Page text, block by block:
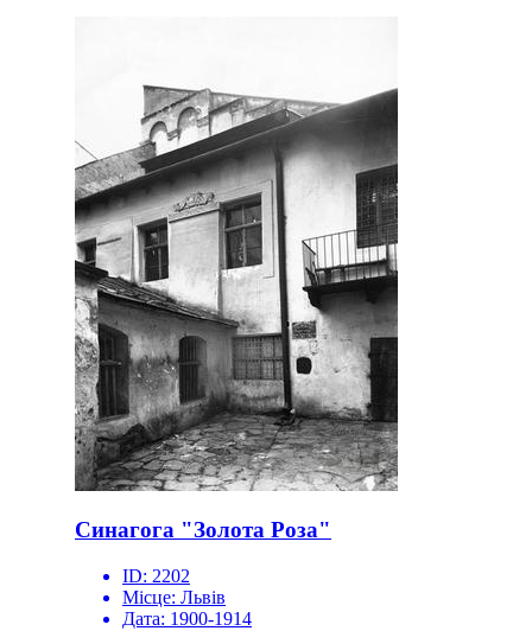
Синагога "Золота Роза"
ID: 2202
Місце: Львів
Дата: 1900-1914